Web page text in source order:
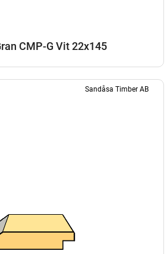
CMP-G Vit 22x145
Sandåsa Timber AB